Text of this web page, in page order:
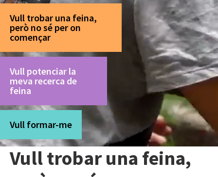
Vull trobar una feina,
però no sé per on
començar
Vull potenciar la
meva recerca de
feina
Vull formar-me
Vull trobar una feina,